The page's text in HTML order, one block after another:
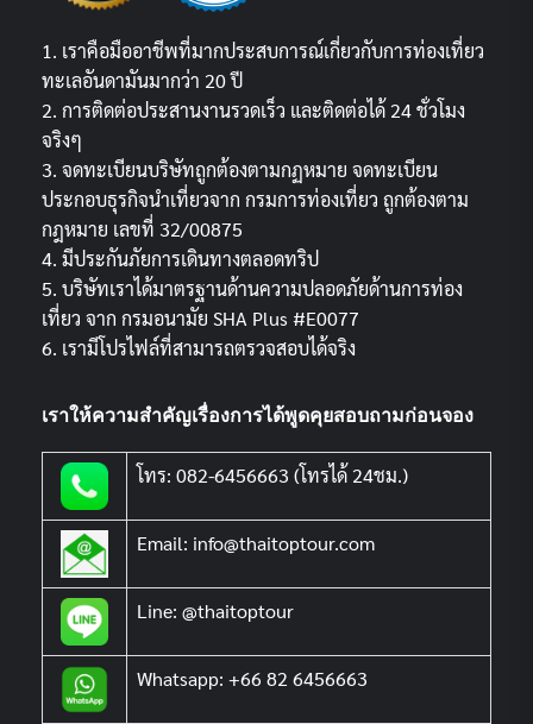
1. เราคือมืออาชีพที่มากประสบการณ์เกี่ยวกับการท่องเที่ยว
ทะเลอันดามันมากว่า 20 ปี
2. การติดต่อประสานงานรวดเร็ว และติดต่อได้ 24 ชั่วโมง
จริงๆ
3. จดทะเบียนบริษัทถูกต้องตามกฏหมาย จดทะเบียน
ประกอบธุรกิจนำเที่ยวจาก กรมการท่องเที่ยว ถูกต้องตาม
กฎหมาย เลขที่ 32/00875
4. มีประกันภัยการเดินทางตลอดทริป
5. บริษัทเราได้มาตรฐานด้านความปลอดภัยด้านการท่อง
เที่ยว จาก กรมอนามัย SHA Plus #E0077
6. เรามีโปรไฟล์ที่สามารถตรวจสอบได้จริง
เราให้ความสำคัญเรื่องการได้พูดคุยสอบถามก่อนจอง
โทร: 082-6456663 (โทรได้ 24ชม.)
Email: info@thaitoptour.com
Line: @thaitoptour
Whatsapp: +66 82 6456663